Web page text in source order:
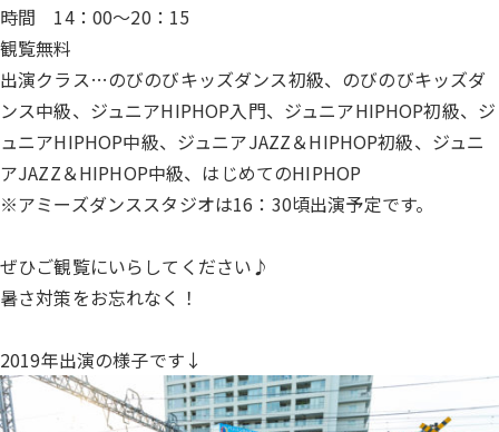
時間 14：00～20：15
観覧無料
出演クラス…のびのびキッズダンス初級、のびのびキッズダ
ンス中級、ジュニアHIPHOP入門、ジュニアHIPHOP初級、ジ
ュニアHIPHOP中級、ジュニアJAZZ＆HIPHOP初級、ジュニ
アJAZZ＆HIPHOP中級、はじめてのHIPHOP
※アミーズダンススタジオは16：30頃出演予定です。
ぜひご観覧にいらしてください♪
暑さ対策をお忘れなく！
2019年出演の様子です↓